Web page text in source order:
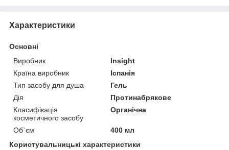
Характеристики
Основні
Виробник
Insight
Країна виробник
Іспанія
Тип засобу для душа
Гель
Дія
Протинабрякове
Класифікація
косметичного засобу
Органічна
Об`єм
400 мл
Користувальницькі характеристики